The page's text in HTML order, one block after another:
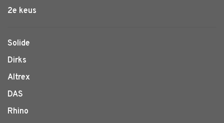
2e keus
Solide
Dirks
Altrex
DAS
Rhino